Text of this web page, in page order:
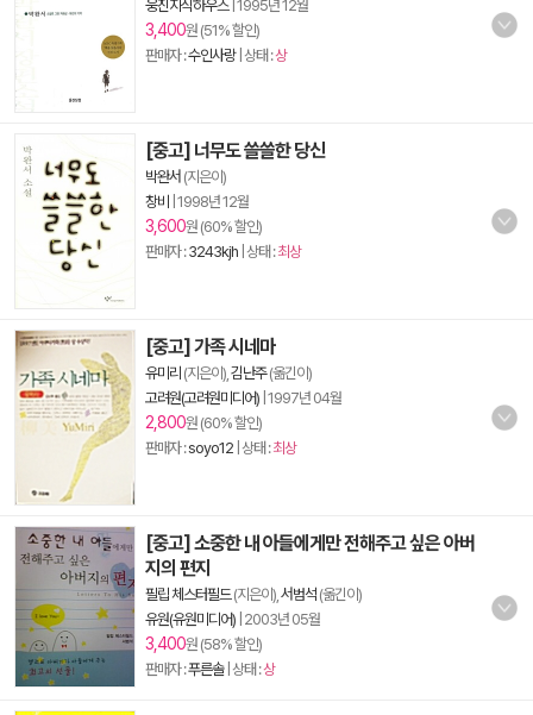
웅진지식하우스| 1995년 12월
3,400원 (51% 할인)
판매자 :수인사랑| 상태 :상
[중고] 너무도 쓸쓸한 당신
박완서 (지은이)
창비
1998년 12월
3,600원 (60% 할인)
판매자 :3243kjh | 상태 :최상
[중고] 가족 시네마
유미리 (지은이), 김난주(옮긴이)
고려원(고려원미디어) 1997년 04월
2,800원 (60% 할인)
판매자 :soyo12 | 상태 :최상
[중고] 소중한 내 아들에게만 전해주고 싶은 아버
지의 편지
필립 체스터필드(지은이), 서범석 (옮긴이)
유원(유원미디어) 2003년 05월
3,400원 (58% 할인)
판매자 :푸른솔| 상태 :상